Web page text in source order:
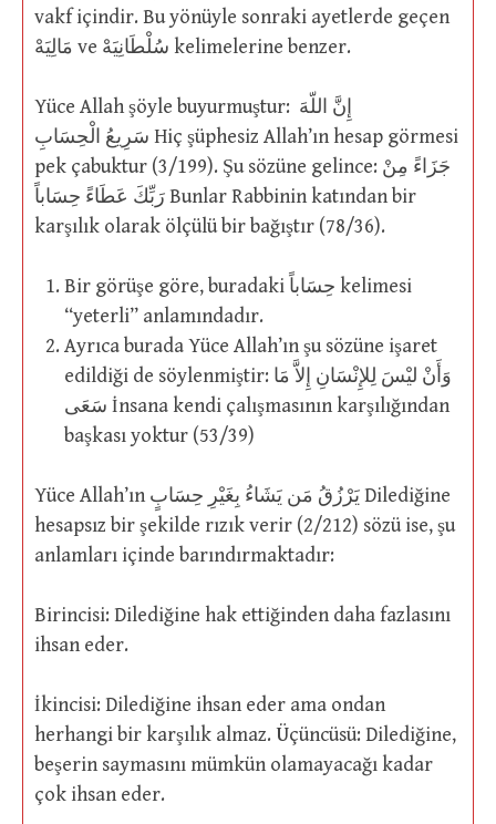
vakf içindir. Bu yönüyle sonraki ayetlerde geçen
مَالِيَهْ ve سُلْطَانِيَهْ kelimelerine benzer.
Yüce Allah şöyle buyurmuştur: إِنَّ اللّهَ
سَرِيعُ الْحِسَابِ Hiç şüphesiz Allah’ın hesap görmesi
pek çabuktur (3/199). Şu sözüne gelince: جَزَاءً مِنْ
رَبِّكَ عَطَاءً حِسَاباً Bunlar Rabbinin katından bir
karşılık olarak ölçülü bir bağıştır (78/36).
Bir görüşe göre, buradaki حِسَاباً kelimesi
“yeterli” anlamındadır.
Ayrıca burada Yüce Allah’ın şu sözüne işaret
edildiği de söylenmiştir: وَأَنْ ليْسَ لِلإِنْسَانِ إِلاَّ مَا
سَعَى İnsana kendi çalışmasının karşılığından
başkası yoktur (53/39)
Yüce Allah’ın يَرْزُقُ مَن يَشَاءُ بِغَيْرِ حِسَابٍ Dilediğine
hesapsız bir şekilde rızık verir (2/212) sözü ise, şu
anlamları içinde barındırmaktadır:
Birincisi: Dilediğine hak ettiğinden daha fazlasını
ihsan eder.
İkincisi: Dilediğine ihsan eder ama ondan
herhangi bir karşılık almaz. Üçüncüsü: Dilediğine,
beşerin saymasını mümkün olamayacağı kadar
çok ihsan eder.